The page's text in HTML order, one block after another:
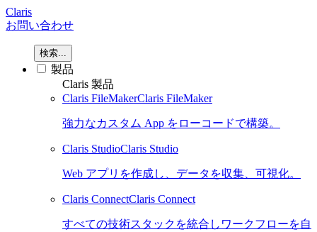
Claris
お問い合わせ
検索...
製品
Claris 製品
Claris FileMakerClaris FileMaker
強力なカスタム App をローコードで構築。
Claris StudioClaris Studio
Web アプリを作成し、データを収集、可視化。
Claris ConnectClaris Connect
すべての技術スタックを統合しワークフローを自